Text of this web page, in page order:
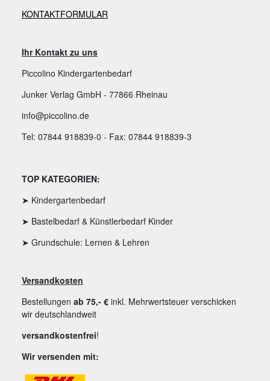
KONTAKTFORMULAR
Ihr Kontakt zu uns
Piccolino Kindergartenbedarf
Junker Verlag GmbH - 77866 Rheinau
info@piccolino.de
Tel: 07844 918839-0 - Fax: 07844 918839-3
TOP KATEGORIEN:
➤ Kindergartenbedarf
➤ Bastelbedarf & Künstlerbedarf Kinder
➤ Grundschule: Lernen & Lehren
Versandkosten
Bestellungen ab 75,- € inkl. Mehrwertsteuer verschicken
wir deutschlandweit
versandkostenfrei!
Wir versenden mit: